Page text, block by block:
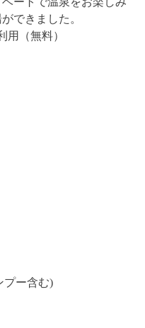
できました。
用（無料）
プー含む)